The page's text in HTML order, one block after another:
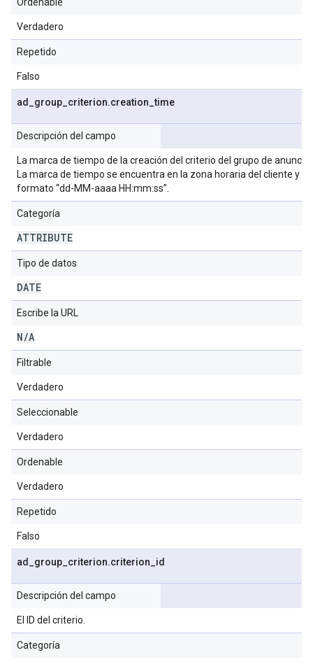
Verdadero
Repetido
Falso
ad group criterion.creation _time
Descripción del campo
La marca de tiempo de la creación del criterio del grupo de
La marca de tiempo se encuentra en la zona horaria del cliente y
formato “dd-MM-aaaa HH:mm:ss”.
Categoría
ATTRIBUTE
Tipo de datos
DATE
Escribe la URL
N/A
Filtrable
Verdadero
Seleccionable
Verdadero
Ordenable
Verdadero
Repetido
Falso
ad group criterion.criterion id
Descripción del campo
El ID del criterio.
Categoría